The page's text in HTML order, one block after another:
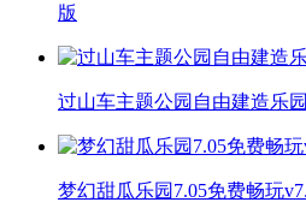
版
过山车主题公园自由建造乐
梦幻甜瓜乐园7.05免费畅玩